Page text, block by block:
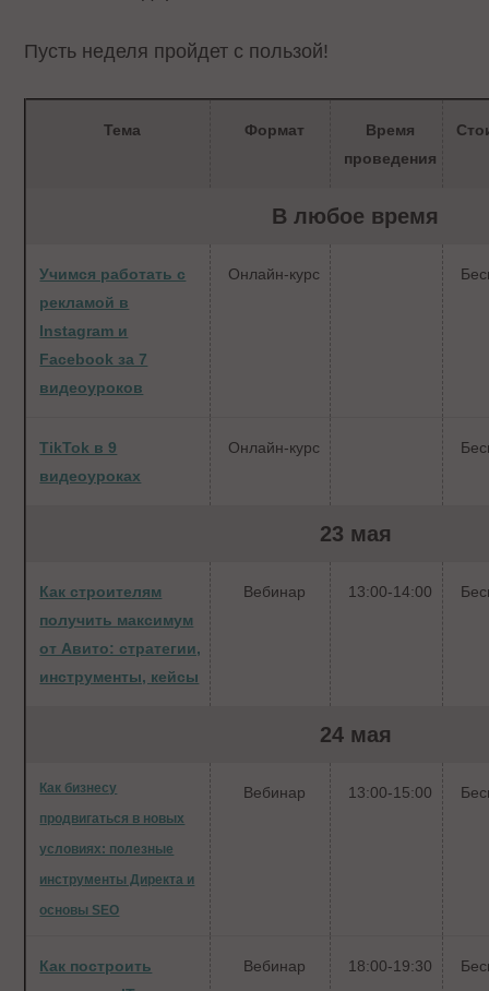
Пусть неделя пройдет с пользой!
Тема Формат
Время
проведения
В любое время
Учимся работать с
рекламой в
Instagram и
Facebook за 7
видеоуроков
Онлайн-курс
TikTok в 9
видеоуроках
Онлайн-курс
23 мая
Как строителям
получить максимум
от Авито: стратегии,
инструменты, кейсы
Вебинар 13:00-14:00
24 мая
Как бизнесу
продвигаться в новых
условиях: полезные
инструменты Директа и
основы SEO
Вебинар 13:00-15:00
Как построить
Вебинар 18:00-19:30